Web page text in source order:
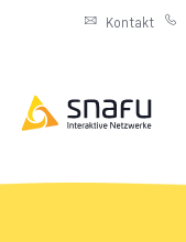
Kontakt